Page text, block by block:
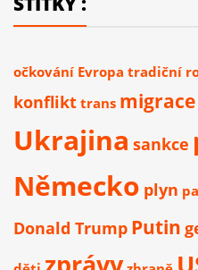
očkování Evropa tradiční
konflikt trans migrace
Ukrajina sankce
Německo plyn
Donald Trump Putin